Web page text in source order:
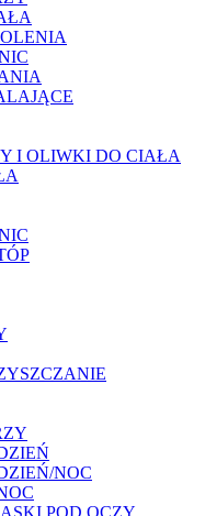
I OLIWKI DO CIAŁA
NOC
POD OCZY